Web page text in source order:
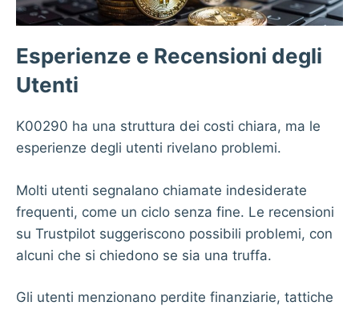
Esperienze e Recensioni degli
Utenti
K00290 ha una struttura dei costi chiara, ma le
esperienze degli utenti rivelano problemi.
Molti utenti segnalano chiamate indesiderate
frequenti, come un ciclo senza fine. Le recensioni
su Trustpilot suggeriscono possibili problemi, con
alcuni che si chiedono se sia una truffa.
Gli utenti menzionano perdite finanziarie, tattiche